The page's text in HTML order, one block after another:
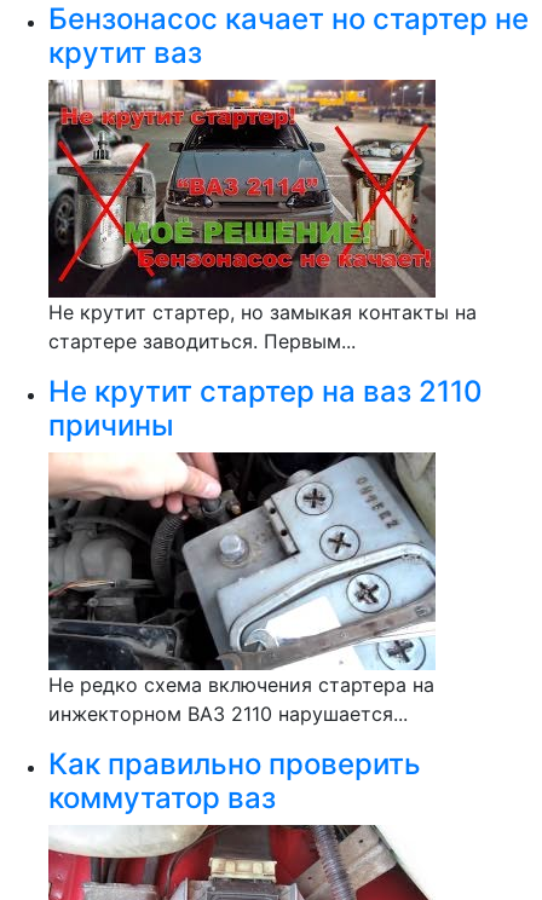
Бензонасос качает но стартер не
крутит ваз
Не крутит стартер, но замыкая контакты на
стартере заводиться. Первым...
Не крутит стартер на ваз 2110
причины
Не редко схема включения стартера на
инжекторном ВАЗ 2110 нарушается...
Как правильно проверить
коммутатор ваз